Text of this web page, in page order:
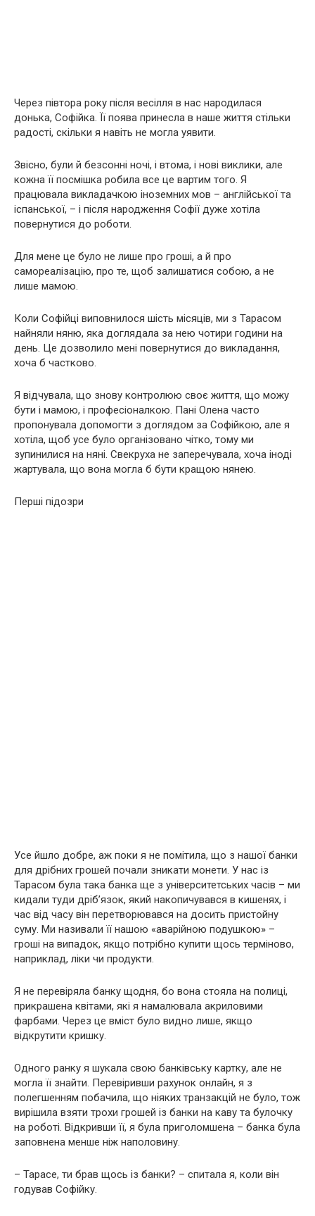
Через півтора року після весілля в нас народилася
донька, Софійка. Її поява принесла в наше життя стільки
радості, скільки я навіть не могла уявити.
Звісно, були й безсонні ночі, і втома, і нові виклики, але
кожна її посмішка робила все це вартим того. Я
працювала викладачкою іноземних мов – англійської та
іспанської, – і після народження Софії дуже хотіла
повернутися до роботи.
Для мене це було не лише про гроші, а й про
самореалізацію, про те, щоб залишатися собою, а не
лише мамою.
Коли Софійці виповнилося шість місяців, ми з Тарасом
найняли няню, яка доглядала за нею чотири години на
день. Це дозволило мені повернутися до викладання,
хоча б частково.
Я відчувала, що знову контролюю своє життя, що можу
бути і мамою, і професіоналкою. Пані Олена часто
пропонувала допомогти з доглядом за Софійкою, але я
хотіла, щоб усе було організовано чітко, тому ми
зупинилися на няні. Свекруха не заперечувала, хоча іноді
жартувала, що вона могла б бути кращою нянею.
Перші підозри
Усе йшло добре, аж поки я не помітила, що з нашої банки
для дрібних грошей почали зникати монети. У нас із
Тарасом була така банка ще з університетських часів – ми
кидали туди дріб’язок, який накопичувався в кишенях, і
час від часу він перетворювався на досить пристойну
суму. Ми називали її нашою «аварійною подушкою» –
гроші на випадок, якщо потрібно купити щось терміново,
наприклад, ліки чи продукти.
Я не перевіряла банку щодня, бо вона стояла на полиці,
прикрашена квітами, які я намалювала акриловими
фарбами. Через це вміст було видно лише, якщо
відкрутити кришку.
Одного ранку я шукала свою банківську картку, але не
могла її знайти. Перевіривши рахунок онлайн, я з
полегшенням побачила, що ніяких транзакцій не було, тож
вирішила взяти трохи грошей із банки на каву та булочку
на роботі. Відкривши її, я була приголомшена – банка була
заповнена менше ніж наполовину.
– Тарасе, ти брав щось із банки? – спитала я, коли він
годував Софійку.